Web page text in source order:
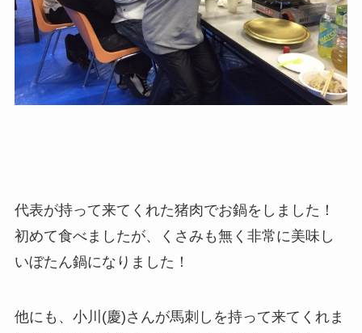
代表が持って来てくれた猪肉でお鍋をしました！
初めて食べましたが、くさみも無く非常に美味し
いぼたん鍋になりました！
他にも、小川(慶)さんが馬刺しを持って来てくれま